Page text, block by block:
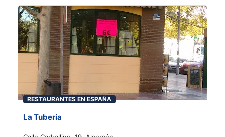
RESTAURANTES EN ESPAÑA
La Tubería